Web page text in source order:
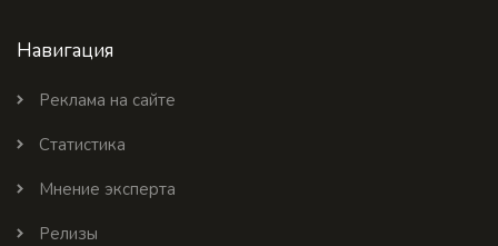
Навигация
Реклама на сайте
Статистика
Мнение эксперта
Релизы